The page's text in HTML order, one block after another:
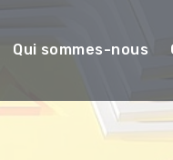
Qui sommes-nous